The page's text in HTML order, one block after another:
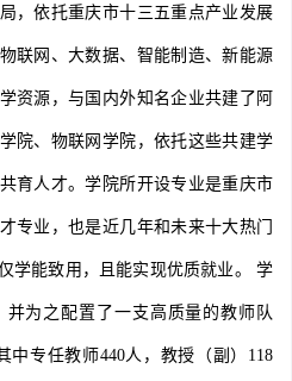
，依托重庆市十三五重点产业发展
联网、大数据、智能制造、新能源
资源，与国内外知名企业共建了阿
院、物联网学院，依托这些共建学
育人才。学院所开设专业是重庆市
专业，也是近几年和未来十大热门
学能致用，且能实现优质就业。 学
为之配置了一支高质量的教师队
中专任教师440人，教授（副）118